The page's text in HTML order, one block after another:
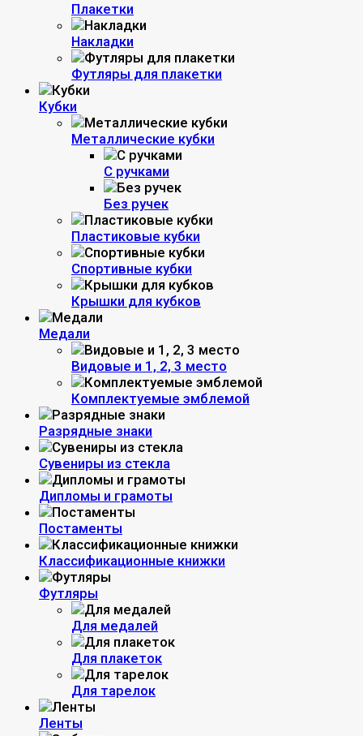
Плакетки
Накладки
Футляры для плакетки
Кубки
Металлические кубки
С ручками
Без ручек
Пластиковые кубки
Спортивные кубки
Крышки для кубков
Медали
Видовые и 1, 2, 3 место
Комплектуемые эмблемой
Разрядные знаки
Сувениры из стекла
Дипломы и грамоты
Постаменты
Классификационные книжки
Футляры
Для медалей
Для плакеток
Для тарелок
Ленты